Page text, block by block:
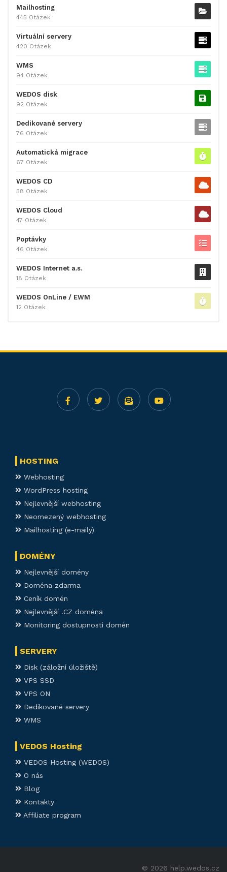
Mailhosting
445 Otázek
Virtuální servery
420 Otázek
WMS
94 Otázek
WEDOS disk
92 Otázek
Dedikované servery
76 Otázek
Automatická migrace
67 Otázek
WEDOS CD
58 Otázek
WEDOS Cloud
47 Otázek
Poptávky
46 Otázek
WEDOS Internet a.s.
18 Otázek
WEDOS OnLine / EWM
12 Otázek
HOSTING
Webhosting
WordPress hosting
Nejlevnější webhosting
Neomezený webhosting
Mailhosting (e-maily)
DOMÉNY
Nejlevnější domény
Doména zdarma
Ceník domén
Nejlevnější .CZ doména
Monitoring dostupnosti domén
SERVERY
Disk (záložní úložiště)
VPS SSD
VPS ON
Dedikované servery
WMS
VEDOS Hosting
VEDOS Hosting (WEDOS)
O nás
Blog
Kontakty
Affiliate program
© 2026 help.wedos.cz